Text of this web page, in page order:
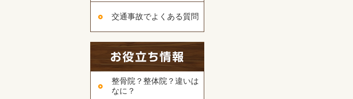
交通事故でよくある質問
整骨院？整体院？違いは
なに？